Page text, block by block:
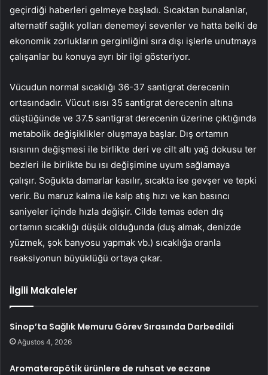
geçirdiği haberleri gelmeye başladı. Sıcaktan bunalanlar,
alternatif sağlık yolları denemeyi sevenler ve hatta belki de
ekonomik zorlukların gerginliğini sıra dışı işlerle unutmaya
çalışanlar bu konuya ayrı bir ilgi gösteriyor.
Vücudun normal sıcaklığı 36-37 santigrat derecenin
ortasındadır. Vücut ısısı 35 santigrat derecenin altına
düştüğünde ve 37.5 santigrat derecenin üzerine çıktığında
metabolik değişiklikler oluşmaya başlar. Dış ortamın
ısısının değişmesi ile birlikte deri ve cilt altı yağ dokusu ter
bezleri ile birlikte bu ısı değişimine uyum sağlamaya
çalışır. Soğukta damarlar kasılır, sıcakta ise gevşer ve tepki
verir. Bu maruz kalma ile kalp atış hızı ve kan basıncı
saniyeler içinde hızla değişir. Cilde temas eden dış
ortamın sıcaklığı düşük olduğunda (duş almak, denizde
yüzmek, şok banyosu yapmak vb.) sıcaklığa oranla
reaksiyonun büyüklüğü ortaya çıkar.
İlgili Makaleler
Sinop’ta Sağlık Memuru Görev Sırasında Darbedildi
Ağustos 4, 2026
Aromaterapötik ürünlere de ruhsat ve eczane